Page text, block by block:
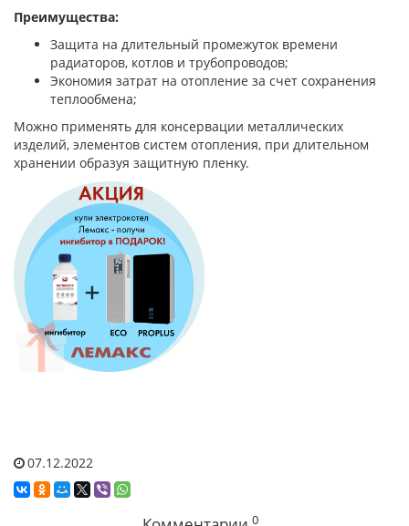
Преимущества:
Защита на длительный промежуток времени
радиаторов, котлов и трубопроводов;
Экономия затрат на отопление за счет сохранения
теплообмена;
Можно применять для консервации металлических
изделий, элементов систем отопления, при длительном
хранении образуя защитную пленку.
07.12.2022
0